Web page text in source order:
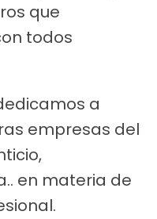
que
todos
a
empresas del
en materia de